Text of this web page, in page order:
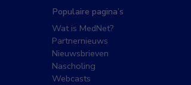
Populaire pagina’s
Wat is MedNet?
Partnernieuws
Nieuwsbrieven
Nascholing
Webcasts